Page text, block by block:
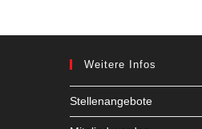
Weitere Infos
Stellenangebote